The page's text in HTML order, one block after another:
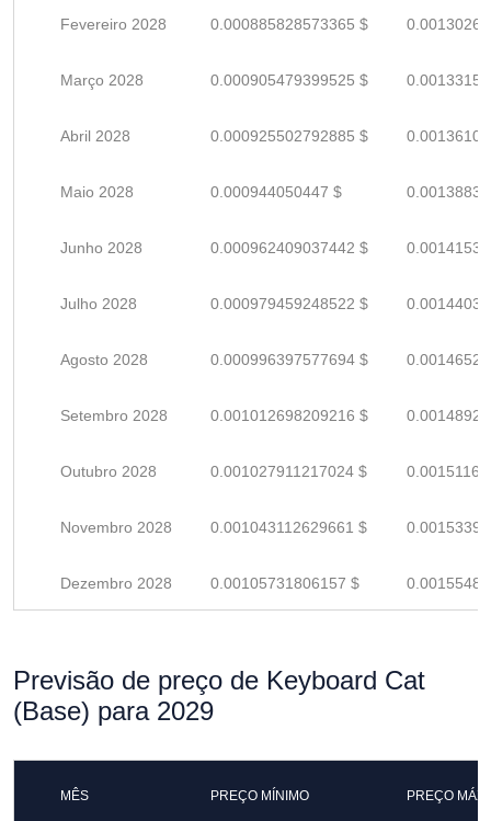
Fevereiro 2028 0.000885828573365 $
Março 2028 0.000905479399525 $
Abril 2028 0.000925502792885 $
Maio 2028 0.000944050447 $
Junho 2028 0.000962409037442 $
Julho 2028 0.000979459248522 $
Agosto 2028 0.000996397577694 $
Setembro 2028 0.001012698209216 $
Outubro 2028 0.001027911217024 $
Novembro 2028 0.001043112629661 $
Dezembro 2028 0.00105731806157 $
Previsão de preço de Keyboard Cat
(Base) para 2029
MÊS PREÇO MÍNIMO PREÇO